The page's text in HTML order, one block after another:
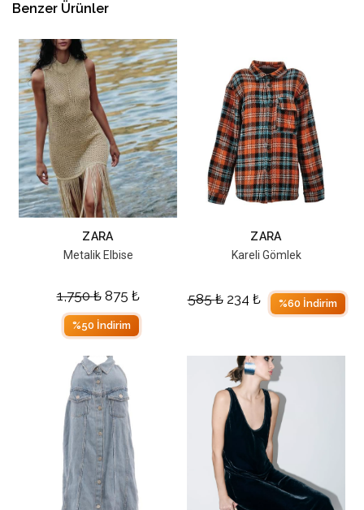
Benzer Ürünler
ZARA
Metalik Elbise
1,750₺ 875 ₺
%50 İndirim
ZARA
Kareli Gömlek
585₺ 234 ₺ %60 İndirim